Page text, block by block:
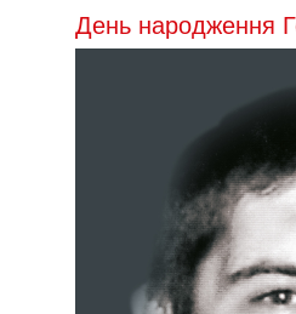
День народження